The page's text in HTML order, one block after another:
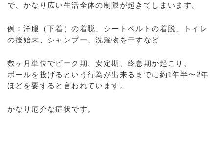
で、かなり広い生活全体の制限が起きてしまいます。
例：洋服（下着）の着脱、シートベルトの着脱、トイレ
の後始末、シャンプー、洗濯物を干すなど
数ヶ月単位でピーク期、安定期、終息期が起こり、
ボールを投げるという行為が出来るまでに約1年半〜2年
ほどを要すると言われています。
かなり厄介な症状です。